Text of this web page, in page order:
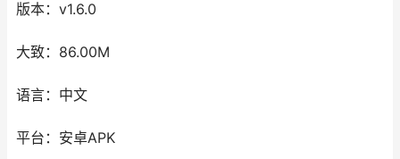
版本：v1.6.0
大致：86.00M
语言：中文
平台：安卓APK